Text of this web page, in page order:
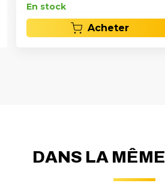
En stock
Acheter
DANS LA